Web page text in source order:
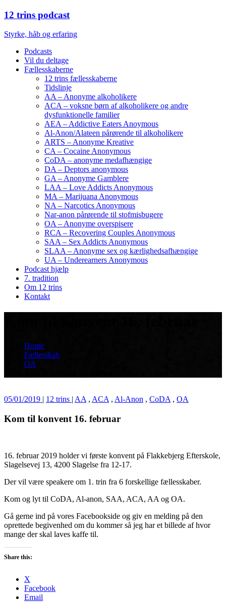
12 trins podcast
Styrke, håb og erfaring
Podcasts
Vil du deltage
Fællesskaberne
12 trins fællesskaberne
Tidslinje
AA – Anonyme alkoholikere
ACA – voksne børn af alkoholikere og andre
dysfunktionelle familier
AEA – Addictive Eaters Anoymous
Al-Anon/Alateen pårørende til alkoholikere
ARTS – Anonyme Kreative
CA – Cocaine Anonymous
CoDA – anonyme medafhængige
DA – Deptors anonymous
GA – Anonyme Gamblere
LAA – Love Addicts Anonymous
MA – Marijuana Anonymous
NA – Narcotics Anonymous
Nar-anon pårørende til stofmisbugere
OA – Anonyme overspisere
RCA – Recovering Couples Anonymous
SAA – Sex Addicts Anonymous
SLAA – Anonyme sex og kærlighedsafhængige
UA – Underearners Anonymous
Podcast hjælp
7. tradition
Om 12 trins
Kontakt
Home
Fællesskab
OA
05/01/2019 | 12 trins | AA , ACA , Al-Anon , CoDA , OA
Kom til konvent 16. februar
16. februar 2019 holder vi første konvent på Flakkebjerg Efterskole,
Slagelsevej 13, 4200 Slagelse fra 12-17.
Der vil være speakere om 1. trin fra 6 forskellige fællesskaber.
Kom og lyt til CoDA, Al-anon, SAA, ACA, AA og OA.
Gå gerne ind på vores Facebookside og giv en melding på den
oprettede begivenhed om du kommer så jeg har et billede af hvor
mange der skal laves kaffe til.
Share this:
X
Facebook
Email